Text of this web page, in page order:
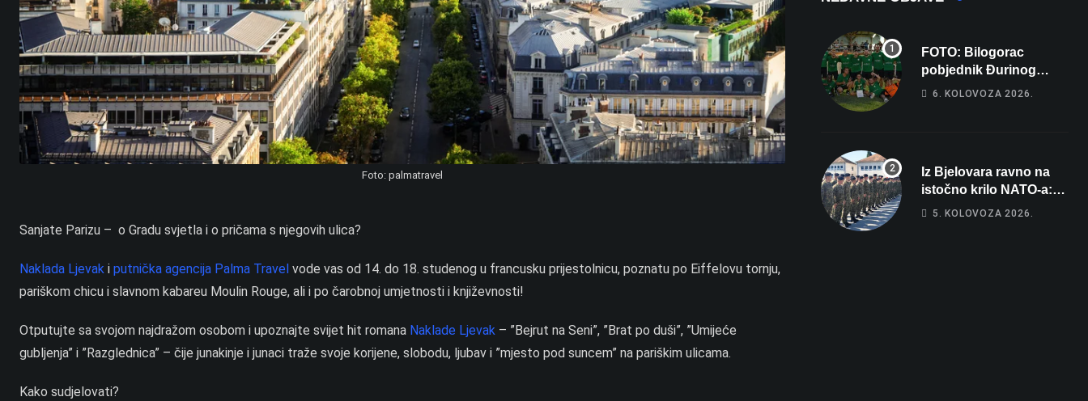
Foto: palmatravel
Sanjate Parizu – o Gradu svjetla i o pričama s njegovih ulica?
Naklada Ljevak i putnička agencija Palma Travel vode vas od 14. do 18. studenog u francusku prijestolnicu, poznatu po Eiffelovu tornju,
pariškom chicu i slavnom kabareu Moulin Rouge, ali i po čarobnoj umjetnosti i književnosti!
Otputujte sa svojom najdražom osobom i upoznajte svijet hit romana Naklade Ljevak – ”Bejrut na Seni”, ”Brat po duši”, ”Umijeće
gubljenja” i ”Razglednica” – čije junakinje i junaci traže svoje korijene, slobodu, ljubav i ”mjesto pod suncem” na pariškim ulicama.
Kako sudjelovati?
FOTO: Bilogorac
pobjednik Đurinog
memorijala
6. KOLOVOZA 2026.
Iz Bjelovara ravno na
istočno krilo NATO-a:
Evo kamo odlazi 82
5. KOLOVOZA 2026.